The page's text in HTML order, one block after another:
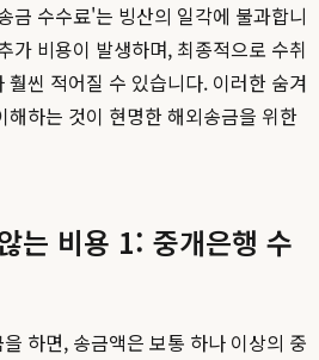
금 수수료'는 빙산의 일각에 불과합니
가 비용이 발생하며, 최종적으로 수취
씬 적어질 수 있습니다. 이러한 숨겨
해하는 것이 현명한 해외송금을 위한
는 비용 1: 중개은행 수
하면, 송금액은 보통 하나 이상의 중